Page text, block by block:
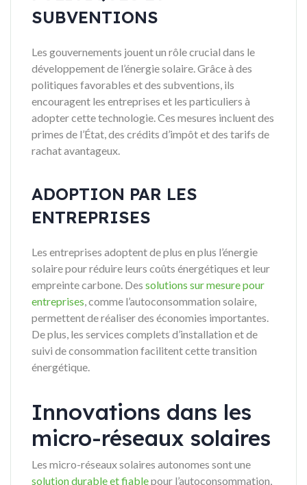
SUBVENTIONS
Les gouvernements jouent un rôle crucial dans le
développement de l’énergie solaire. Grâce à des
politiques favorables et des subventions, ils
encouragent les entreprises et les particuliers à
adopter cette technologie. Ces mesures incluent des
primes de l’État, des crédits d’impôt et des tarifs de
rachat avantageux.
ADOPTION PAR LES
ENTREPRISES
Les entreprises adoptent de plus en plus l’énergie
solaire pour réduire leurs coûts énergétiques et leur
empreinte carbone. Des solutions sur mesure pour
entreprises, comme l’autoconsommation solaire,
permettent de réaliser des économies importantes.
De plus, les services complets d’installation et de
suivi de consommation facilitent cette transition
énergétique.
Innovations dans les
micro-réseaux solaires
Les micro-réseaux solaires autonomes sont une
solution durable et fiablepour l’autoconsommation,